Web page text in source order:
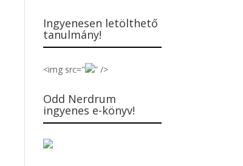
Ingyenesen letölthető
tanulmány!
<img src=" ” />
Odd Nerdrum
ingyenes e-könyv!